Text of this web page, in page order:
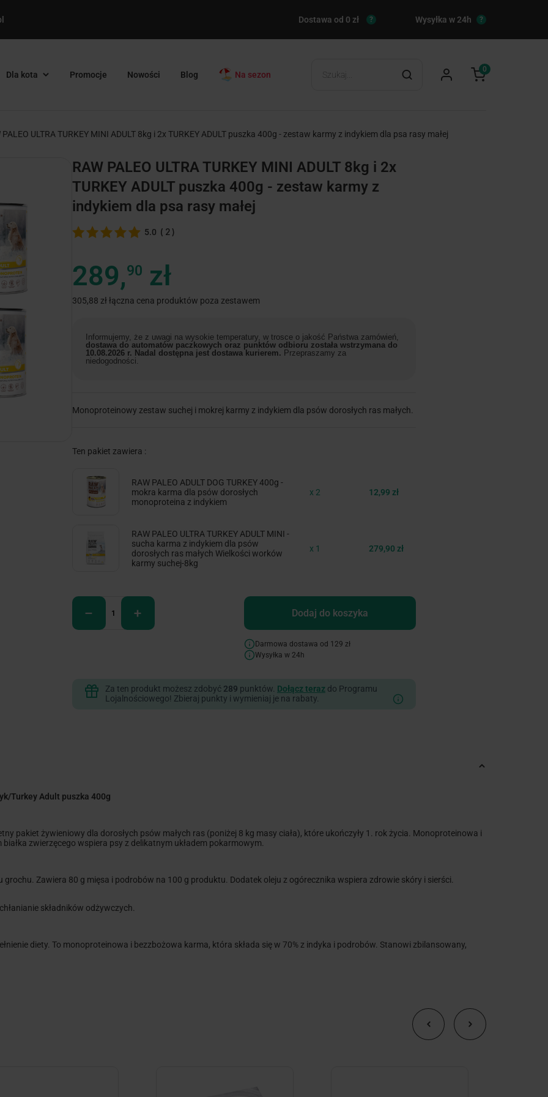
Dostawa od 0 zł ? Wysyłka w 24h ?
Dla kota Promocje Nowości Blog Na sezon
0
PALEO ULTRA TURKEY MINI ADULT 8kg i 2x TURKEY ADULT puszka 400g - zestaw karmy z indykiem dla psa rasy małej
RAW PALEO ULTRA TURKEY MINI ADULT 8kg i 2x
TURKEY ADULT puszka 400g - zestaw karmy z
indykiem dla psa rasy małej
5.0 ( 2 )
289,90 zł
305,88 zł łączna cena produktów poza zestawem
Informujemy, że z uwagi na wysokie temperatury, w trosce o jakość Państwa zamówień,
dostawa do automatów paczkowych oraz punktów odbioru została wstrzymana do
10.08.2026 r. Nadal dostępna jest dostawa kurierem. Przepraszamy za
niedogodności.
Monoproteinowy zestaw suchej i mokrej karmy z indykiem dla psów dorosłych ras małych.
Ten pakiet zawiera :
RAW PALEO ADULT DOG TURKEY 400g -
mokra karma dla psów dorosłych
monoproteina z indykiem
x 2 12,99 zł
RAW PALEO ULTRA TURKEY ADULT MINI -
sucha karma z indykiem dla psów
dorosłych ras małych Wielkości worków
karmy suchej-8kg
x 1 279,90 zł
Dodaj do koszyka
Darmowa dostawa od 129 zł
Wysyłka w 24h
Za ten produkt możesz zdobyć 289 punktów. Dołącz terazdo Programu
Lojalnościowego! Zbieraj punkty i wymieniaj je na rabaty.
Turkey Adult puszka 400g
pakiet żywieniowy dla dorosłych psów małych ras (poniżej 8 kg masy ciała), które ukończyły 1. rok życia. Monoproteinowa i
zwierzęcego wspiera psy z delikatnym układem pokarmowym.
Zawiera 80 g mięsa i podrobów na 100 g produktu. Dodatek oleju z ogórecznika wspiera zdrowie skóry i sierści.
składników odżywczych.
diety. To monoproteinowa i bezzbożowa karma, która składa się w 70% z indyka i podrobów. Stanowi zbilansowany,